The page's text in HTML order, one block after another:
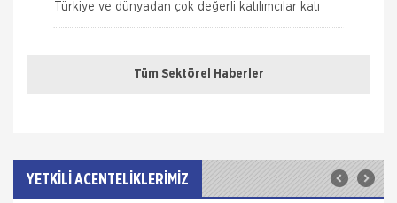
Türkiye ve dünyadan çok değerli katılımcılar katı
NN Hayat ve Emeklilik adına Nielsen tarafından ilki
Müdür Yardımcısı Oldu
Doğa Sigorta’da önemli bir atama gerçekleşti.
Geçtiğimiz yıldan beri Doğa Sigorta’da Güney Doğu
Tüm Sektörel Haberler
YETKİLİ ACENTELİKLERİMİZ